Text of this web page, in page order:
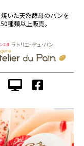
いた天然酵母のパンを
50種類以上販売。